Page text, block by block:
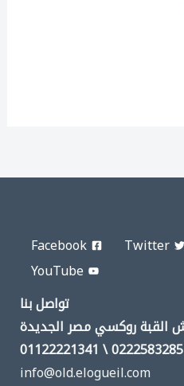
Twitter
Facebook
YouTube
تواصل بنا
0222583285 \ 01122221341
info@old.elogueil.com